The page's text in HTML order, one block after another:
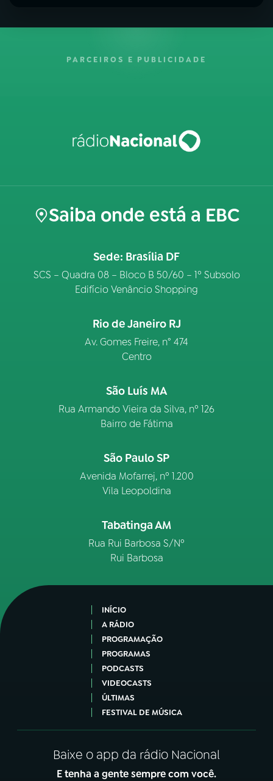
PARCEIROS E PUBLICIDADE
Saiba onde está a EBC
Sede: Brasília DF
SCS – Quadra 08 – Bloco B 50/60 – 1º Subsolo
Edifício Venâncio Shopping
Rio de Janeiro RJ
Av. Gomes Freire, n° 474
Centro
São Luís MA
Rua Armando Vieira da Silva, nº 126
Bairro de Fátima
São Paulo SP
Avenida Mofarrej, nº 1.200
Vila Leopoldina
Tabatinga AM
Rua Rui Barbosa S/Nº
Rui Barbosa
INÍCIO
A RÁDIO
PROGRAMAÇÃO
PROGRAMAS
PODCASTS
VIDEOCASTS
ÚLTIMAS
FESTIVAL DE MÚSICA
Baixe o app da rádio Nacional
E tenha a gente sempre com você.